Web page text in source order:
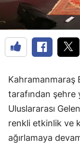
Kahramanmaraş
tarafından şehre
Uluslararası
renkli etkinlik ve
ağırlamaya